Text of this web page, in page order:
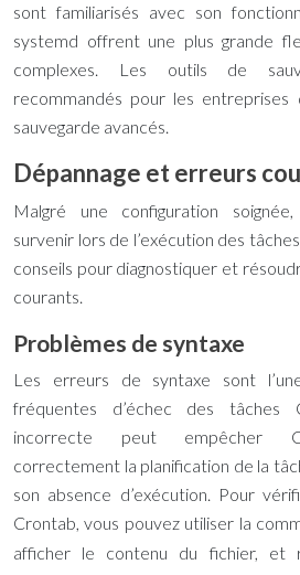
sont familiarisés avec son
systemd offrent une plus grande
complexes. Les outils de
recommandés pour les
sauvegarde avancés.
Dépannage et erreurs
Malgré une configuration
survenir lors de l’exécution des
conseils pour diagnostiquer et
courants.
Problèmes de syntaxe
Les erreurs de syntaxe sont
fréquentes d’échec des tâches
incorrecte peut empêcher
correctement la planification de la
son absence d’exécution. Pour
Crontab, vous pouvez utiliser la
afficher le contenu du fichier, et